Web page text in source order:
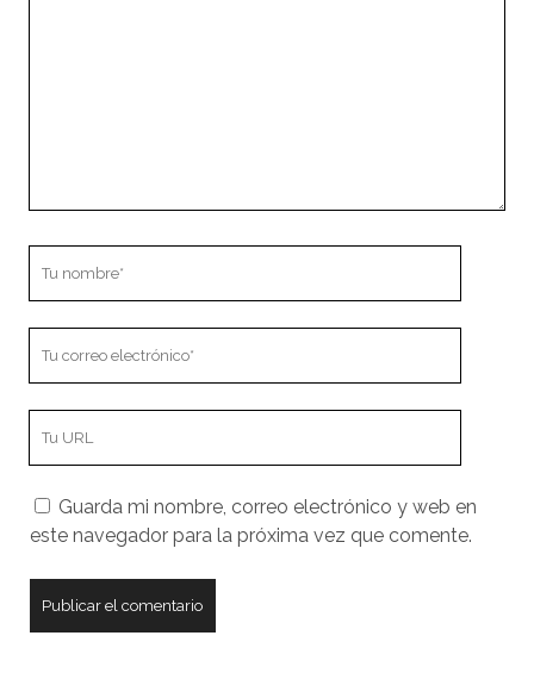
sitio
web
Guarda mi nombre, correo electrónico y web en
este navegador para la próxima vez que comente.